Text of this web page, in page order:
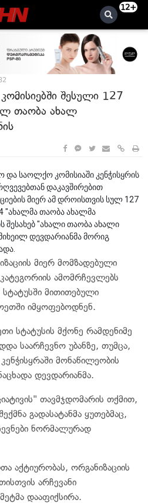
12+
შესული 127
თაობა ახალ
და საოლქო კომისიაში კენჭისყრის
დაკავშირებით
მიერ ამ დროისთვის სულ 127
"ახალმა თაობა ახალმა
შესახებ "ახალი თაობა ახალი
დევდარიანმა მორიგ
მიერ მომზადებული
ამომრჩევლებს
მითითებული
იმყოფებოდნენ.
სტატუსის მქონე რამდენიმე
საარჩევნო უბანზე, თუმცა,
მონაწილეობის
დევდარიანმა.
თავმჯდომარის თქმით,
გადასატანმა ყუთებმაც,
ნორმალურად
აქტიურობას, ორგანიზაციის
არჩევანი
დააფიქსირა.